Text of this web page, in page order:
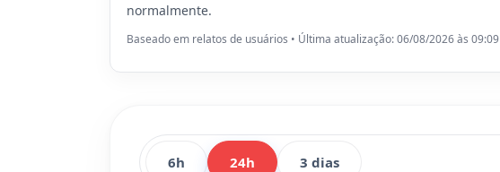
normalmente.
Baseado em relatos de usuários • Última atualização: 06/08/2026 às 09:09
6h 24h 3 dias